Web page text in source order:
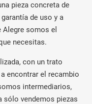
pieza concreta de
de uso y a
somos el
necesitas.
con un trato
encontrar el recambio
intermediarios,
sólo vendemos piezas